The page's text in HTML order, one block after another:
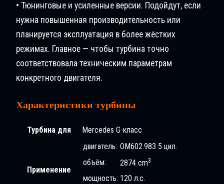
• Тюнинговые и усиленные версии. Подойдут, если
нужна повышенная производительность или
планируется эксплуатация в более жёстких
режимах. Главное — чтобы турбина точно
соответствовала техническим параметрам
конкретного двигателя.
Характеристики турбины
Турбина для Mercedes G-класс
Применение
двигатель: OM602.983 5 цил.
объём:
2874 cm3
мощность: 120 л.с.